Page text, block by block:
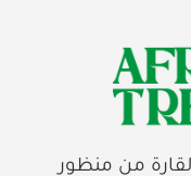
من منظور